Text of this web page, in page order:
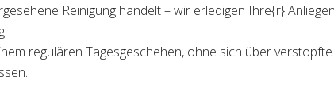
Reinigung handelt – wir erledigen Ihre{r}
regulären Tagesgeschehen, ohne sich über